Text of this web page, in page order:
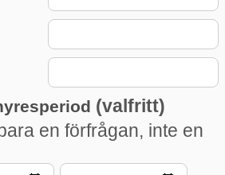
(valfritt)
en förfrågan, inte en